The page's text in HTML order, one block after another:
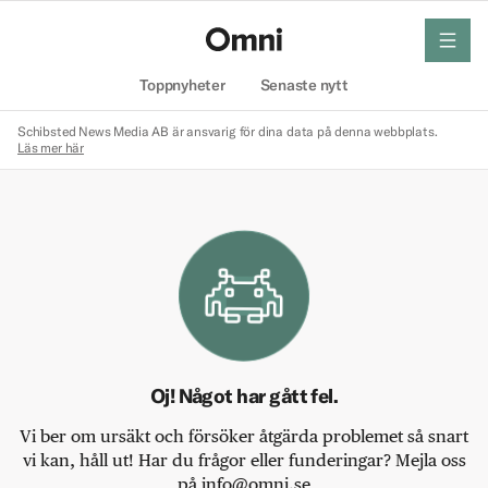
Toppnyheter Senaste nytt
meny
Schibsted News Media AB är ansvarig för dina data på denna webbplats.
Läs mer här
Oj! Något har gått fel.
Vi ber om ursäkt och försöker åtgärda problemet så snart
vi kan, håll ut! Har du frågor eller funderingar? Mejla oss